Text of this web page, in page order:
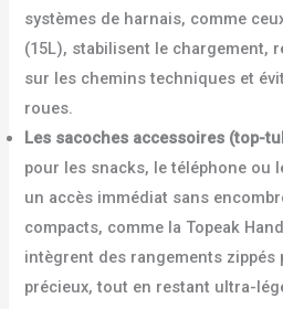
systèmes de harnais, comme
(15L), stabilisent le chargement,
sur les chemins techniques et
roues.
Les sacoches accessoires (top-
pour les snacks, le téléphone ou
un accès immédiat sans
compacts, comme la Topeak
intègrent des rangements
précieux, tout en restant ultra-